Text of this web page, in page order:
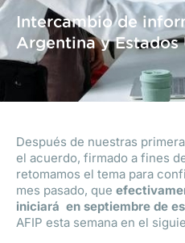
Intercambio de
Argentina y Estados
Después de nuestras
el acuerdo, firmado a fines
retomamos el tema para
mes pasado, que
iniciará en septiembre de
AFIP esta semana en el